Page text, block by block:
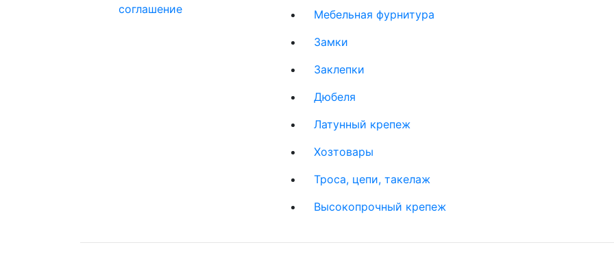
соглашение
Мебельная фурнитура
Замки
Заклепки
Дюбеля
Латунный крепеж
Хозтовары
Троса, цепи, такелаж
Высокопрочный крепеж